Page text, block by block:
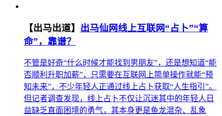
【出马出道】 出马仙网线上互联网“占卜”“算
命”，靠谱？
不管是好奇“什么时候才能找到男朋友”，还是想知道“能
否顺利升职加薪”，只需要在互联网上简单操作就能“预
知未来”，不少年轻人正通过线上占卜获取“人生指引”。
但记者调查发现，线上占卜不仅让沉迷其中的年轻人日
益缺乏直面困境的勇气，其本身更是鱼龙混杂、乱象